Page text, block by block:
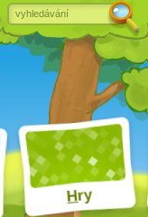
Hry